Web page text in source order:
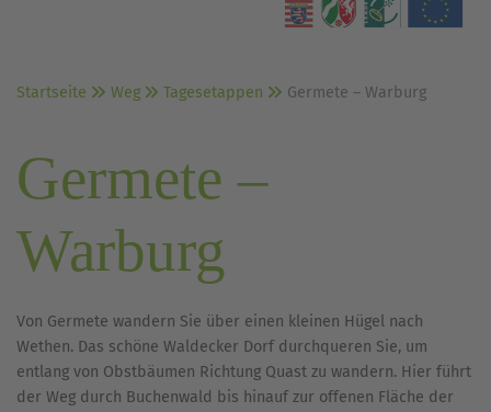
Startseite Weg Tagesetappen Germete – Warburg
Germete –
Warburg
Von Germete wandern Sie über einen kleinen Hügel nach
Wethen. Das schöne Waldecker Dorf durchqueren Sie, um
entlang von Obstbäumen Richtung Quast zu wandern. Hier führt
der Weg durch Buchenwald bis hinauf zur offenen Fläche der